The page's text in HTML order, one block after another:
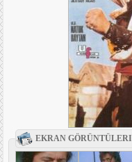
EKRAN GÖRÜNTÜLERI